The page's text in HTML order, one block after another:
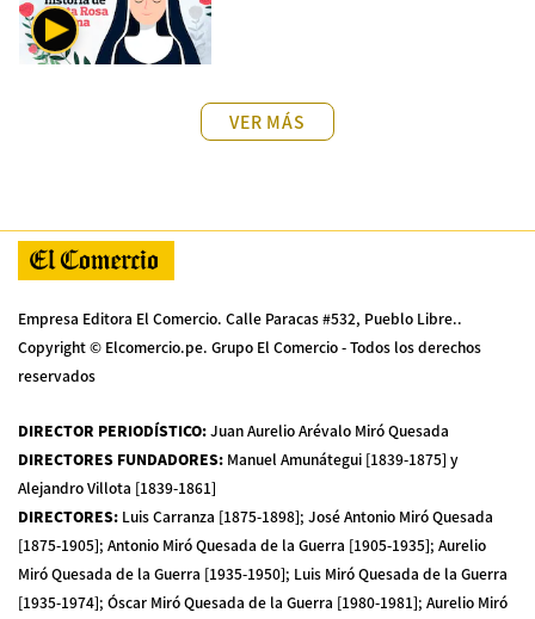
VER MÁS
Empresa Editora El Comercio. Calle Paracas #532, Pueblo Libre..
Copyright © Elcomercio.pe. Grupo El Comercio - Todos los derechos
reservados
DIRECTOR PERIODÍSTICO:Juan Aurelio Arévalo Miró Quesada
DIRECTORES FUNDADORES: Manuel Amunátegui [1839-1875] y
Alejandro Villota [1839-1861]
DIRECTORES: Luis Carranza [1875-1898]; José Antonio Miró Quesada
[1875-1905]; Antonio Miró Quesada de la Guerra [1905-1935]; Aurelio
Miró Quesada de la Guerra [1935-1950]; Luis Miró Quesada de la Guerra
[1935-1974]; Óscar Miró Quesada de la Guerra [1980-1981]; Aurelio Miró